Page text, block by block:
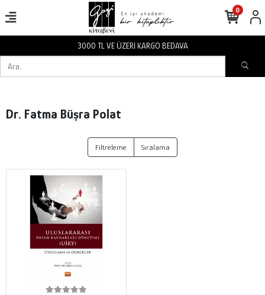
3000 TL VE ÜZERİ KARGO BEDAVA
0
Dr. Fatma Büşra Polat
Filtreleme Sıralama